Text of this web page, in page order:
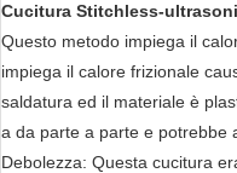
Cucitura Stitchless-
Questo metodo impiega il
impiega il calore frizionale
saldatura ed il materiale è
a da parte a parte e potrebbe
Debolezza: Questa cucitura